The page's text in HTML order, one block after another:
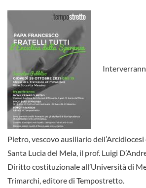
Pietro, vescovo ausiliario
Santa Lucia del Mela, il prof. Luigi
Diritto costituzionale all’Università di
Trimarchi, editore di Tempostretto.